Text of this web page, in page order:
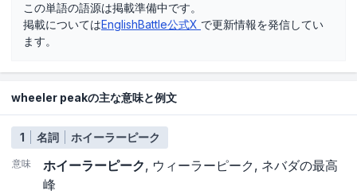
この単語の語源は掲載準備中です。
掲載についてはEnglishBattle公式X で更新情報を発信してい
ます。
wheeler peakの主な意味と例文
1 名詞 ホイーラーピーク
意味 ホイーラーピーク ウィーラーピーク
ネバダの最高
峰